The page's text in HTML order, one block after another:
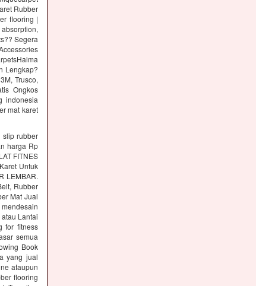
Rubber
flooring |
Segera
Lengkap?
Trusco,
Ongkos
indonesia
mat karet
slip rubber
harga Rp
FITNES
Untuk
LEMBAR.
Rubber
Mat Jual
Lantai
for fitness
semua
Book
yang jual
ataupun
flooring